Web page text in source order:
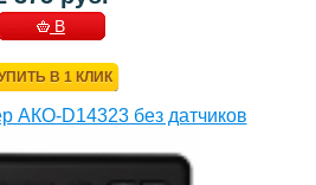
В
В 1 КЛИК
АКО-D14323 без датчиков